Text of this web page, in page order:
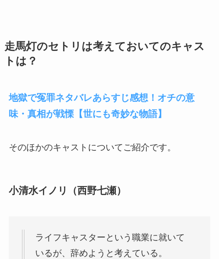
走馬灯のセトリは考えておいてのキャス
トは？
地獄で冤罪ネタバレあらすじ感想！オチの意
味・真相が戦慄【世にも奇妙な物語】
そのほかのキャストについてご紹介です。
小清水イノリ（西野七瀬）
ライフキャスターという職業に就いて
いるが、辞めようと考えている。